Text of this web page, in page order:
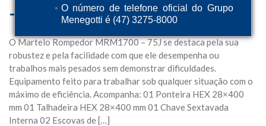
O número de telefone oficial do Grupo
Menegotti é (47) 3275-8000
– 75J 18KG
O Martelo Rompedor MRM1700 – 75J se destaca pela sua
robustez e pela facilidade com que ele desempenha ou
trabalhos mais pesados sem demonstrar dificuldades.
Equipamento feito para trabalhar sob qualquer situação com o
máximo de eficiência. Acompanha: 01 Ponteira HEX 28×400
mm 01 Talhadeira HEX 28×400 mm 01 Chave Sextavada
Interna 02 Escovas de […]